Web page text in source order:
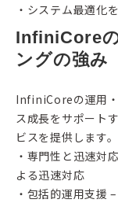
・システム最適化
InfiniCore
ングの強み
InfiniCoreの運用
ス成長をサポート
ビスを提供します。
・専門性と迅速対
よる迅速対応
・包括的運用支援